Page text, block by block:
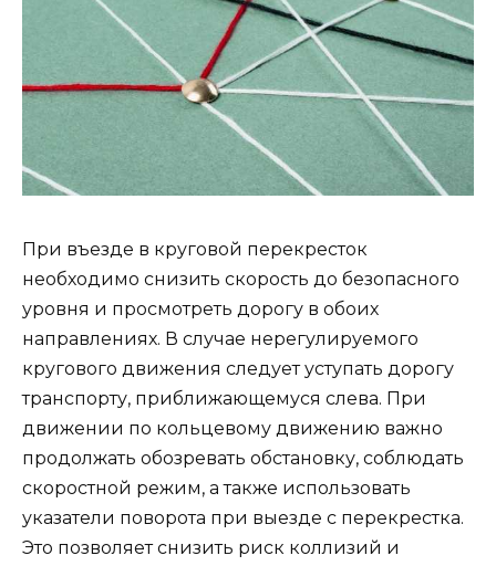
При въезде в круговой перекресток
необходимо снизить скорость до безопасного
уровня и просмотреть дорогу в обоих
направлениях. В случае нерегулируемого
кругового движения следует уступать дорогу
транспорту, приближающемуся слева. При
движении по кольцевому движению важно
продолжать обозревать обстановку, соблюдать
скоростной режим, а также использовать
указатели поворота при выезде с перекрестка.
Это позволяет снизить риск коллизий и